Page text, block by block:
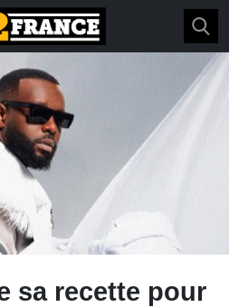
sa recette pour